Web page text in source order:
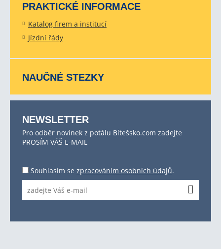
PRAKTICKÉ INFORMACE
Katalog firem a institucí
Jízdní řády
NAUČNÉ STEZKY
NEWSLETTER
Pro odběr novinek z potálu Bítešsko.com zadejte
PROSÍM VÁŠ E-MAIL
Souhlasím se zpracováním osobních údajů.